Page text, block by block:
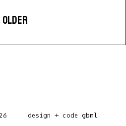
OLDER
design + code gbml